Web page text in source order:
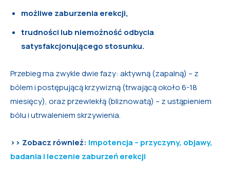
możliwe zaburzenia erekcji,
trudności lub niemożność odbycia
satysfakcjonującego stosunku.
Przebieg ma zwykle dwie fazy: aktywną (zapalną) – z
bólem i postępującą krzywizną (trwającą około 6-18
miesięcy), oraz przewlekłą (bliznowatą) – z ustąpieniem
bólu i utrwaleniem skrzywienia.
>> Zobacz również: Impotencja – przyczyny, objawy,
badania i leczenie zaburzeń erekcji